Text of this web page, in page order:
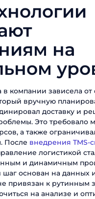
на
в компании зависела от
вручную
доставку и
Это требовало
а также
После внедрения TMS-
логистикой
и динамичным
основан на данных
привязан к рутинным
на анализе и